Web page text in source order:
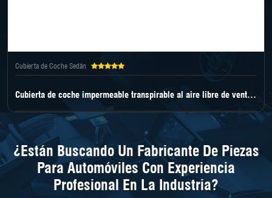
Cubierta de Coche Sedán
Cubierta de coche impermeable transpirable al aire libre de venta al por mayor
¿Están Buscando Un Fabricante De Piezas
Para Automóviles Con Experiencia
Profesional En La Industria?